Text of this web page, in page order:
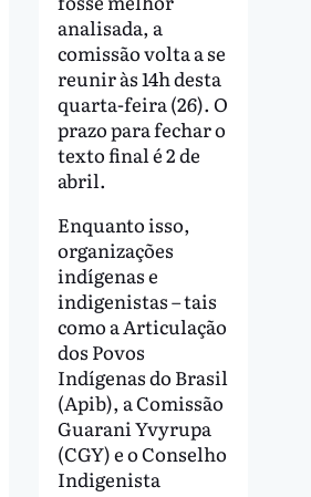
analisada, a
comissão volta a se
reunir às 14h desta
quarta-feira (26). O
prazo para fechar o
texto final é 2 de
abril.
Enquanto isso,
organizações
indígenas e
indigenistas – tais
como a Articulação
dos Povos
Indígenas do Brasil
(Apib), a Comissão
Guarani Yvyrupa
(CGY) e o Conselho
Indigenista